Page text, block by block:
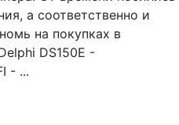
а соответственно и
на покупках в
DS150E -
- ...